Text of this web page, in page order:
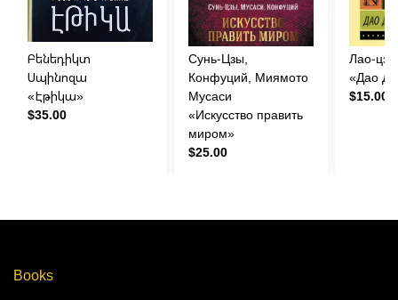
Բենեդիկտ
Սպինոզա
«Էթիկա»
$35.00
Сунь-Цзы,
Конфуций, Миямото
Мусаси
«Искусство править
миром»
$25.00
Лао-цзы
«Дао
$15.00
Books